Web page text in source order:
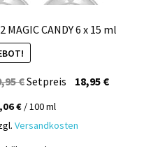
CANDY 6 x 15 ml
€Ursprünglicher
39,95 €
Setpreis 18,95 €Aktueller
€ / 100ml
Versandkosten